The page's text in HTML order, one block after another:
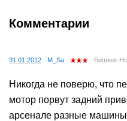
Комментарии
31.01.2012 M_Sa Бишкек-
Никогда не поверю, что
мотор порвут задний
арсенале разные машины